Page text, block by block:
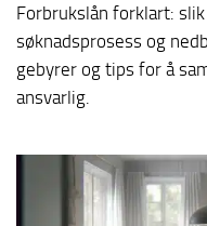
Forbrukslån forklart:
søknadsprosess og
gebyrer og tips for å
ansvarlig.